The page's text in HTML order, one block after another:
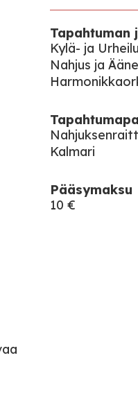
Tapahtuman
Kylä- ja
Nahjus ja
Kalmari
Pääsymaksu
10 €